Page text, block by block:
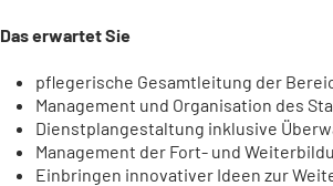
Das erwartet Sie
pflegerische Gesamtleitung der
Management und Organisation des
Dienstplangestaltung inklusive
Management der Fort- und
Einbringen innovativer Ideen zur